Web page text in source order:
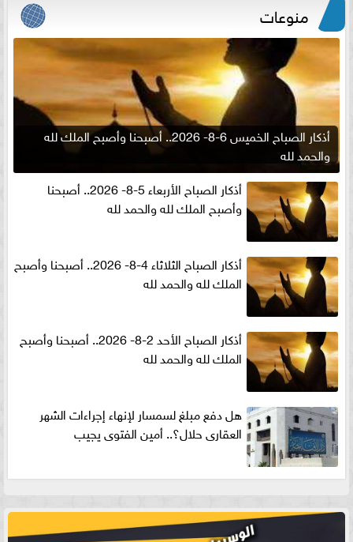
منوعات
أذكار الصباح الخميس 6-8- 2026.. أصبحنا وأصبح الملك لله
والحمد لله
أذكار الصباح الأربعاء 5-8- 2026.. أصبحنا
وأصبح الملك لله والحمد لله
أذكار الصباح الثلاثاء 4-8- 2026.. أصبحنا وأصبح
الملك لله والحمد لله
أذكار الصباح الأحد 2-8- 2026.. أصبحنا وأصبح
الملك لله والحمد لله
هل دفع مبلغ لسمسار لإنهاء إجراءات الشهر
العقارى حلال؟.. أمين الفتوى يجيب